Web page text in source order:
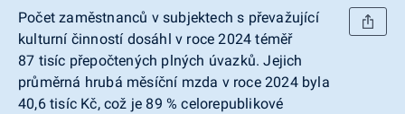
Počet zaměstnanců v subjektech s převažující
kulturní činností dosáhl v roce 2024 téměř
87 tisíc přepočtených plných úvazků. Jejich
průměrná hrubá měsíční mzda v roce 2024 byla
40,6 tisíc Kč, což je 89 % celorepublikové